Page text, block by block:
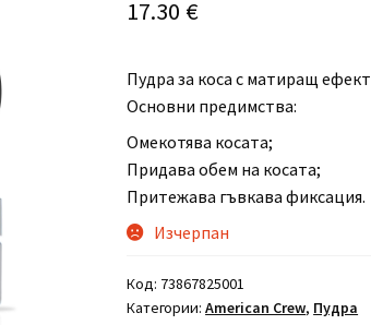
17.30 €
Пудра за коса с матиращ ефект
Основни предимства:
Омекотява косата;
Придава обем на косата;
Притежава гъвкава фиксация.
Изчерпан
Код: 73867825001
Категории:American Crew, Пудра